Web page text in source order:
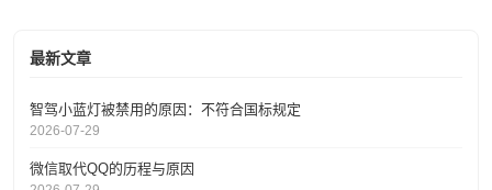
智驾小蓝灯被禁用的原因：不符合国标规定
2026-07-29